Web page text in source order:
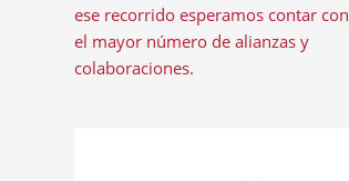
ese recorrido esperamos contar con
el mayor número de alianzas y
colaboraciones.